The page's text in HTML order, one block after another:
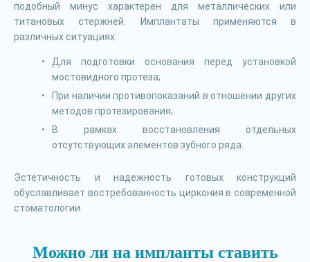
подобный минус характерен для металлических или
титановых стержней. Имплантаты применяются в
различных ситуациях:
Для подготовки основания перед установкой
мостовидного протеза;
При наличии противопоказаний в отношении других
методов протезирования;
В рамках восстановления отдельных
отсутствующих элементов зубного ряда.
Эстетичность и надежность готовых конструкций
обуславливает востребованность циркония в современной
стоматологии.
Можно ли на импланты ставить